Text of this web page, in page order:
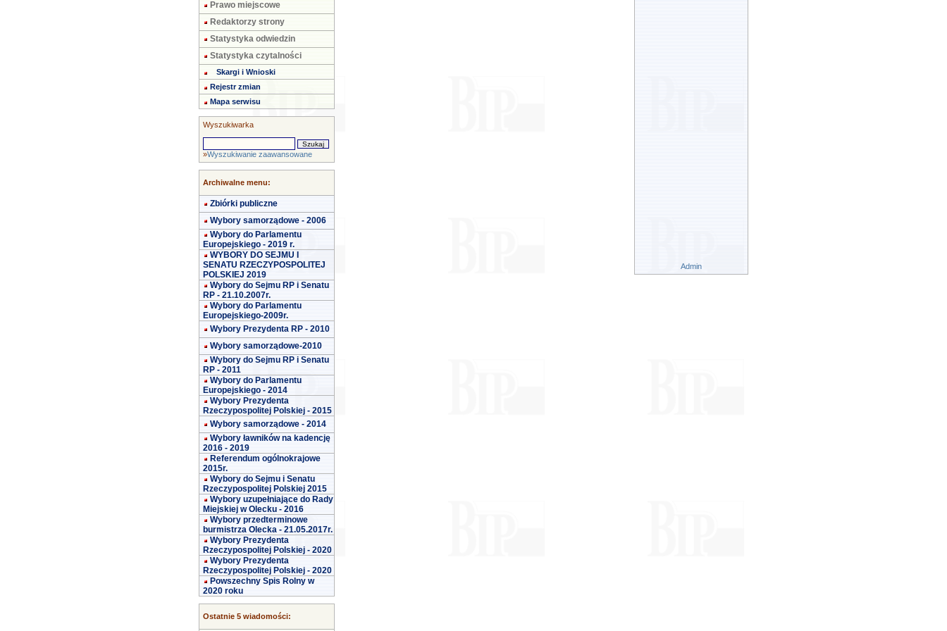
Prawo miejscowe
Redaktorzy strony
Statystyka odwiedzin
Statystyka czytalności
Skargi i Wnioski
Rejestr zmian
Mapa serwisu
Wyszukiwarka
»Wyszukiwanie zaawansowane
Archiwalne menu:
Zbiórki publiczne
Wybory samorządowe - 2006
Wybory do Parlamentu
Europejskiego - 2019 r.
WYBORY DO SEJMU I
SENATU RZECZYPOSPOLITEJ
POLSKIEJ 2019
Wybory do Sejmu RP i Senatu
RP - 21.10.2007r.
Wybory do Parlamentu
Europejskiego-2009r.
Wybory Prezydenta RP - 2010
Wybory samorządowe-2010
Wybory do Sejmu RP i Senatu
RP - 2011
Wybory do Parlamentu
Europejskiego - 2014
Wybory Prezydenta
Rzeczypospolitej Polskiej - 2015
Wybory samorządowe - 2014
Wybory ławników na kadencję
2016 - 2019
Referendum ogólnokrajowe
2015r.
Wybory do Sejmu i Senatu
Rzeczypospolitej Polskiej 2015
Wybory uzupełniające do Rady
Miejskiej w Olecku - 2016
Wybory przedterminowe
burmistrza Olecka - 21.05.2017r.
Wybory Prezydenta
Rzeczypospolitej Polskiej - 2020
Wybory Prezydenta
Rzeczypospolitej Polskiej - 2020
Powszechny Spis Rolny w
2020 roku
Ostatnie 5 wiadomości:
Admin